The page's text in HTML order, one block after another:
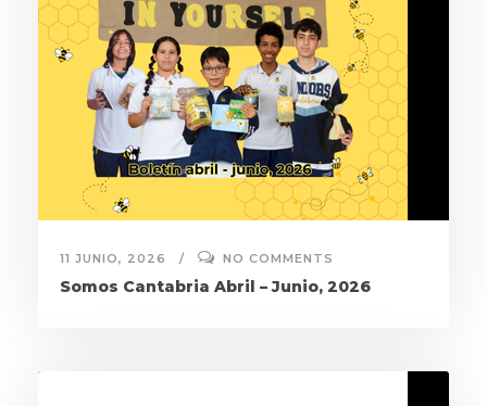
11 JUNIO, 2026 NO COMMENTS
Somos Cantabria Abril – Junio, 2026